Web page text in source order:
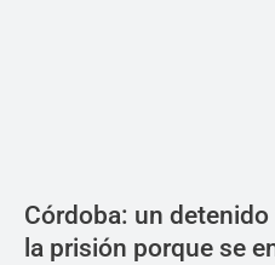
Córdoba: un
la prisión porque se